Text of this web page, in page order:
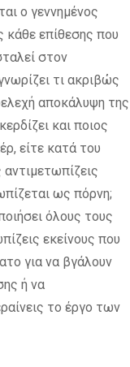
ο γεννημένος
κάθε επίθεσης που
στον
τι ακριβώς
αποκάλυψη της
και ποιος
είτε κατά του
ως πόρνη;
όλους τους
εκείνους που
για να βγάλουν
ή να
το έργο των